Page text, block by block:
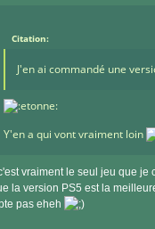
Citation:
J'en ai commandé une
Y'en a qui vont vraiment loin
vraiment le seul jeu que je
la version PS5 est la
pas eheh